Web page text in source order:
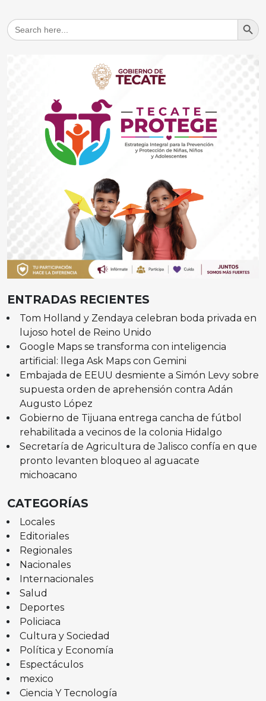
Search
for:
Search
ENTRADAS RECIENTES
Tom Holland y Zendaya celebran boda privada en
lujoso hotel de Reino Unido
Google Maps se transforma con inteligencia
artificial: llega Ask Maps con Gemini
Embajada de EEUU desmiente a Simón Levy sobre
supuesta orden de aprehensión contra Adán
Augusto López
Gobierno de Tijuana entrega cancha de fútbol
rehabilitada a vecinos de la colonia Hidalgo
Secretaría de Agricultura de Jalisco confía en que
pronto levanten bloqueo al aguacate
michoacano
CATEGORÍAS
Locales
Editoriales
Regionales
Nacionales
Internacionales
Salud
Deportes
Policiaca
Cultura y Sociedad
Política y Economía
Espectáculos
mexico
Ciencia Y Tecnología